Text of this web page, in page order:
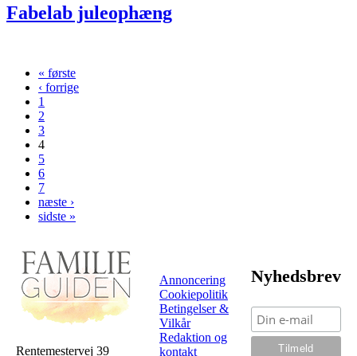
Fabelab juleophæng
Sider« første
‹ forrige
1
2
3
4
5
6
7
næste ›
sidste »
Rentemestervej 39
Annoncering
Cookiepolitik
Betingelser &
Vilkår
Redaktion og
kontakt
Nyhedsbrev